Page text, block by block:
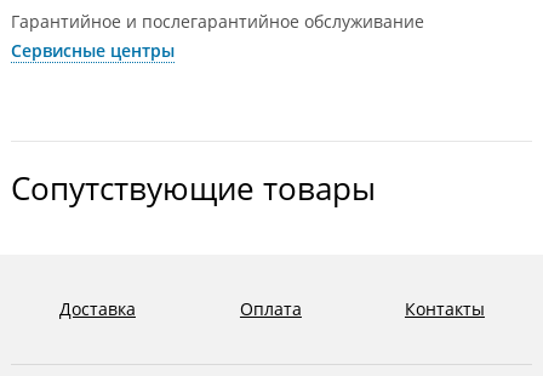
Гарантийное и послегарантийное обслуживание
Сервисные центры
Сопутствующие товары
Доставка Оплата Контакты